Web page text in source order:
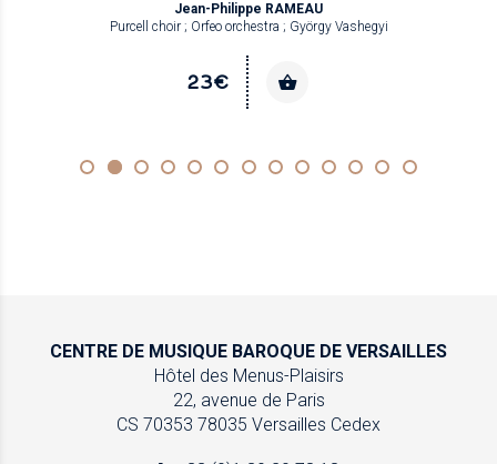
Jean-Philippe RAMEAU
Purcell choir ; Orfeo orchestra ; György Vashegyi
23€
CENTRE DE MUSIQUE BAROQUE DE VERSAILLES
Hôtel des Menus-Plaisirs
22, avenue de Paris
CS 70353 78035 Versailles Cedex